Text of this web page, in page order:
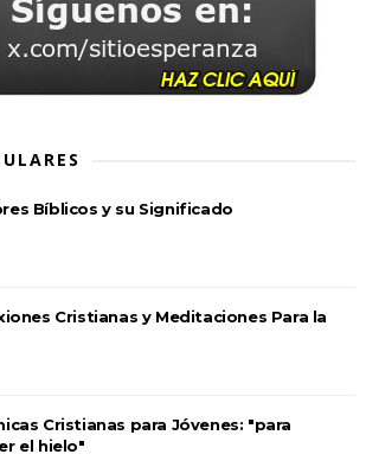
Bíblicos y su Significado
Cristianas y Meditaciones Para la
Cristianas para Jóvenes: "para
el hielo"